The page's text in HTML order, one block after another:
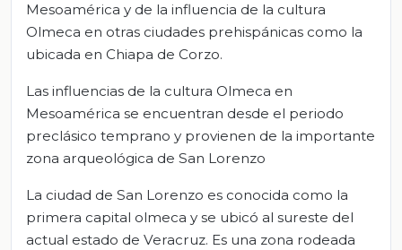
Mesoamérica y de la influencia de la cultura
Olmeca en otras ciudades prehispánicas como la
ubicada en Chiapa de Corzo.
Las influencias de la cultura Olmeca en
Mesoamérica se encuentran desde el periodo
preclásico temprano y provienen de la importante
zona arqueológica de San Lorenzo
La ciudad de San Lorenzo es conocida como la
primera capital olmeca y se ubicó al sureste del
actual estado de Veracruz. Es una zona rodeada